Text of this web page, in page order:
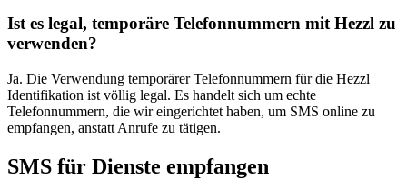
Ist es legal, temporäre Telefonnummern mit Hezzl zu
verwenden?
Ja. Die Verwendung temporärer Telefonnummern für die Hezzl
Identifikation ist völlig legal. Es handelt sich um echte
Telefonnummern, die wir eingerichtet haben, um SMS online zu
empfangen, anstatt Anrufe zu tätigen.
SMS für Dienste empfangen